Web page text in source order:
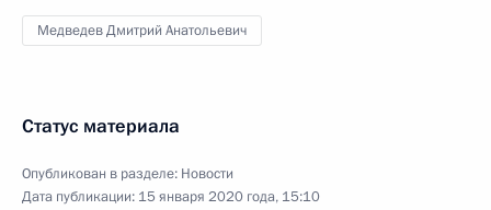
Медведев Дмитрий Анатольевич
Статус материала
Опубликован в разделе: Новости
Дата публикации: 15 января 2020 года, 15:10